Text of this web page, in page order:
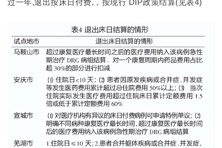
过一年,退出按床日付费,，按现行 DIP政策结算(见表4)